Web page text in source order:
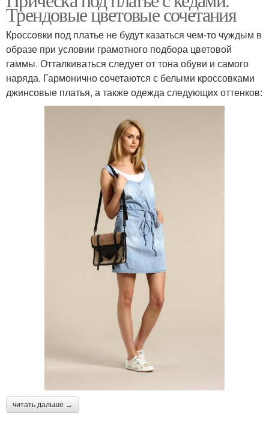
Трендовые цветовые сочетания
Кроссовки под платье не будут казаться чем-то чуждым в
образе при условии грамотного подбора цветовой
гаммы. Отталкиваться следует от тона обуви и самого
наряда. Гармонично сочетаются с белыми кроссовками
джинсовые платья, а также одежда следующих оттенков:
читать дальше →